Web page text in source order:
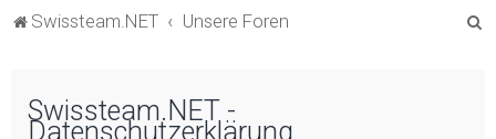
Swissteam.NET Unsere Foren
Swissteam.NET -
Datenschutzerklärung